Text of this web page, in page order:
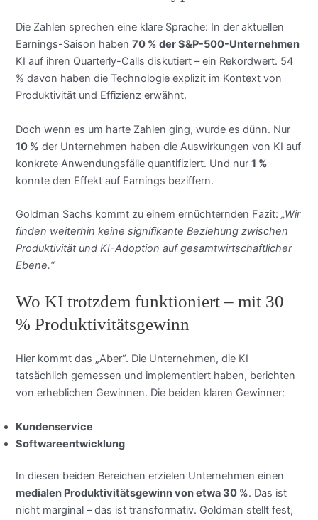
Die Zahlen sprechen eine klare Sprache: In der aktuellen
Earnings-Saison haben70 % der S&P-500-Unternehmen
KI auf ihren Quarterly-Calls diskutiert – ein Rekordwert. 54
% davon haben die Technologie explizit im Kontext von
Produktivität und Effizienz erwähnt.
Doch wenn es um harte Zahlen ging, wurde es dünn. Nur
10 % der Unternehmen haben die Auswirkungen von KI auf
konkrete Anwendungsfälle quantifiziert. Und nur1 %
konnte den Effekt auf Earnings beziffern.
Goldman Sachs kommt zu einem ernüchternden Fazit:„Wir
finden weiterhin keine signifikante Beziehung zwischen
Produktivität und KI-Adoption auf gesamtwirtschaftlicher
Ebene.“
Wo KI trotzdem funktioniert – mit 30
% Produktivitätsgewinn
Hier kommt das „Aber“. Die Unternehmen, die KI
tatsächlich gemessen und implementiert haben, berichten
von erheblichen Gewinnen. Die beiden klaren Gewinner:
Kundenservice
Softwareentwicklung
In diesen beiden Bereichen erzielen Unternehmen einen
medialen Produktivitätsgewinn von etwa 30 %. Das ist
nicht marginal – das ist transformativ. Goldman stellt fest,